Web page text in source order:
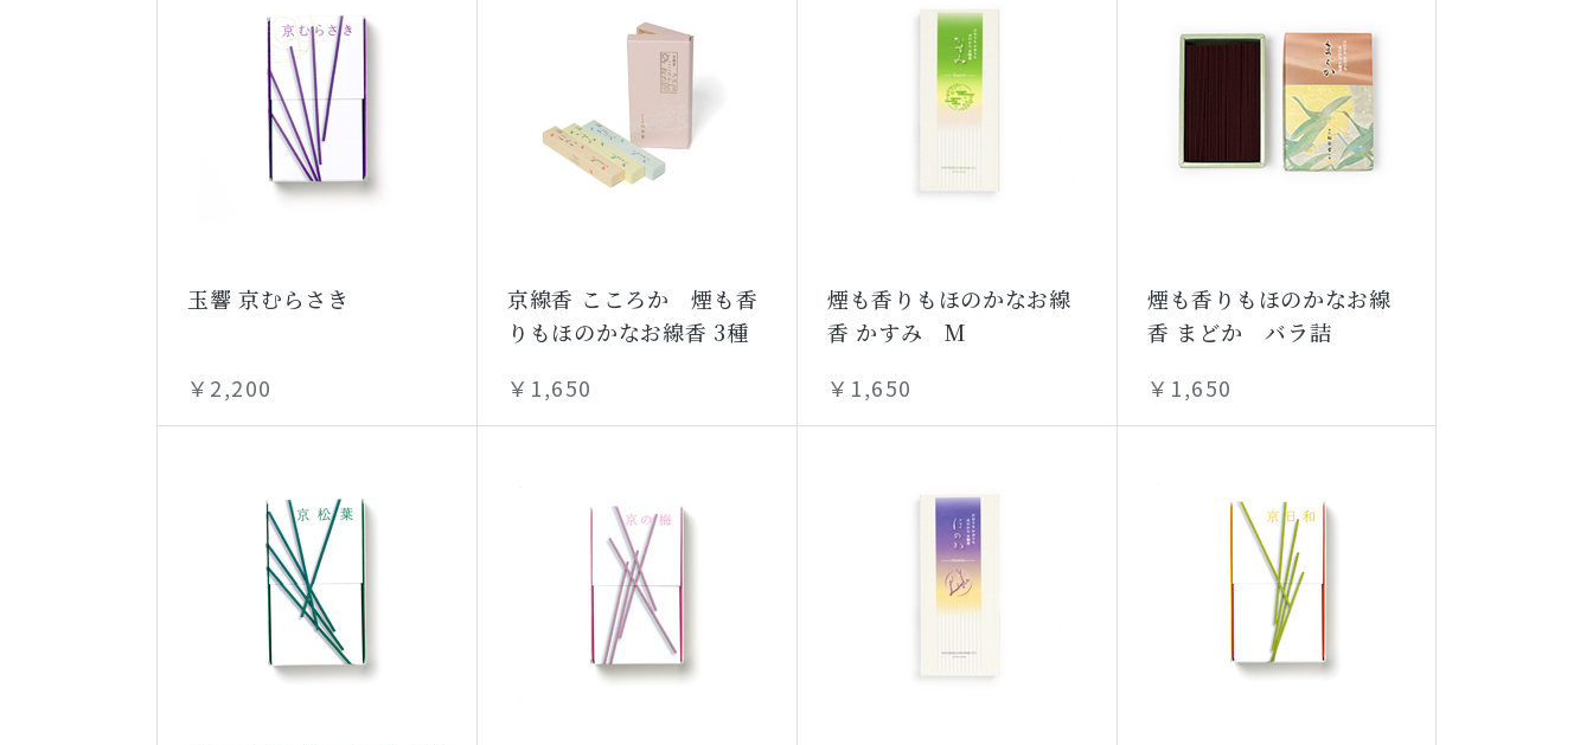
玉響 京むらさき
￥2,200
京線香 こころか 煙も香
りもほのかなお線香 3種
￥1,650
煙も香りもほのかなお線
香 かすみ M
￥1,650
煙も香りもほのかなお線
香 まどか バラ詰
￥1,650